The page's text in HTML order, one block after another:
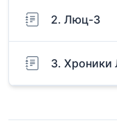
2. Люц-3
3. Хроники